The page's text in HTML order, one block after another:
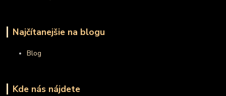
Najčítanejšie na blogu
Blog
Kde nás nájdete